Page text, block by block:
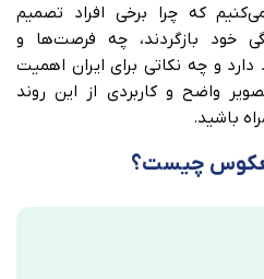
که چرا برخی افراد تصمیم
خود بازگردند، چه فرصت‌ها و
و چه نکاتی برای ایران اهمیت
واضح و کاربردی از این روند
باشید.
چیست؟